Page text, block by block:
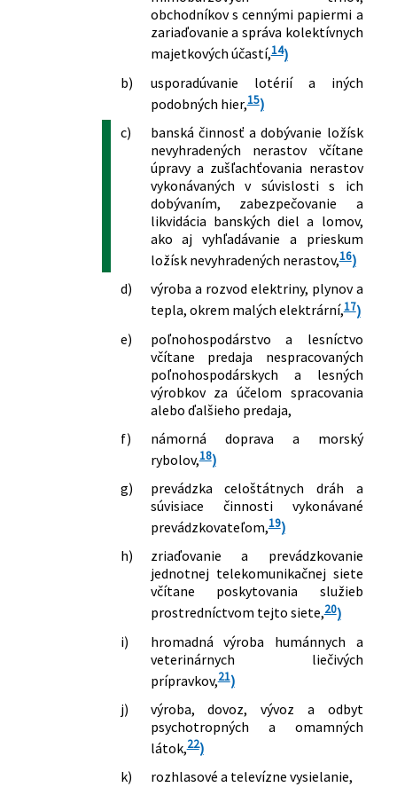
Zákon o Komore kominárov Slovenska
a o zmene a doplnení zákona č.
455/1991 Zb. o živnostenskom
podnikaní (živnostenský zákon) v znení
neskorších predpisov
Zákon o podmienkach predaja
výrobkov a poskytovania služieb na
trhových miestach a o zmene a
doplnení zákona č. 455/1991 Zb. o
živnostenskom podnikaní
(živnostenský zákon) v znení
neskorších predpisov
Zákon o obchodovaní s vojenským
materiálom a o doplnení zákona č.
455/1991 Zb. o živnostenskom
podnikaní (živnostenský zákon) v znení
neskorších predpisov
194/1998 Z. z.
Zákon o šľachtení a plemenitbe
hospodárskych zvierat a o zmene a
doplnení zákona č. 455/1991 Zb. o
živnostenskom podnikaní
neskorších predpisov
Zákon o verejnom obstarávaní a o
zmene a doplnení niektorých zákonov
Zákon o technických požiadavkách na
výrobky a o posudzovaní zhody a o
119/2000 Z. z.
Zákon, ktorým sa mení a dopĺňa zákon
č. 140/1998 Z. z. o liekoch a
zdravotníckych pomôckach, o zmene
zákona č. 455/1991 Zb. o
živnostenskom podnikaní
(živnostenský zákon) v znení
neskorších predpisov a o zmene a
doplnení zákona Národnej rady
Slovenskej republiky č. 220/1996 Z. z. o
reklame v znení neskorších predpisov
Zákon o metrológii a o zmene a
doplnení niektorých zákonov
obchodníkov s cennými papiermi a
zariaďovanie a správa kolektívnych
majetkových účastí,14)
b)
usporadúvanie lotérií a iných
podobných hier,15)
c)
banská činnosť a dobývanie ložísk
nevyhradených nerastov včítane
úpravy a zušľachťovania nerastov
vykonávaných v súvislosti s ich
dobývaním, zabezpečovanie a
likvidácia banských diel a lomov,
ako aj vyhľadávanie a prieskum
ložísk nevyhradených nerastov,16)
d)
výroba a rozvod elektriny, plynov a
tepla, okrem malých elektrární,17)
e)
poľnohospodárstvo a lesníctvo
včítane predaja nespracovaných
poľnohospodárskych a lesných
výrobkov za účelom spracovania
alebo ďalšieho predaja,
f)
námorná doprava a morský
rybolov,18)
g)
prevádzka celoštátnych dráh a
súvisiace činnosti vykonávané
prevádzkovateľom,19)
h)
zriaďovanie a prevádzkovanie
jednotnej telekomunikačnej siete
včítane poskytovania služieb
prostredníctvom tejto siete,20)
i)
hromadná výroba humánnych a
veterinárnych liečivých
prípravkov,21)
j)
výroba, dovoz, vývoz a odbyt
psychotropných a omamných
látok,22)
k)
rozhlasové a televízne vysielanie,